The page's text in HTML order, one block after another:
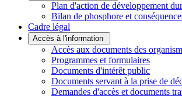
Plan d'action de développement
Bilan de phosphore et
Cadre légal
Accès à l'information
Accès aux documents des
Programmes et formulaires
Documents d'intérêt public
Documents servant à la prise de
Demandes d'accès et documents